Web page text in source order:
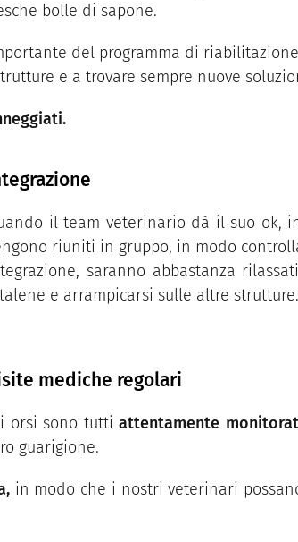
bolle di sapone.
del programma di
e a trovare sempre nuove
il team veterinario dà il suo ok,
riuniti in gruppo, in modo
saranno abbastanza
e arrampicarsi sulle altre strutture.
mediche regolari
orsi sono tuttiattentamente
guarigione.
in modo che i nostri veterinari